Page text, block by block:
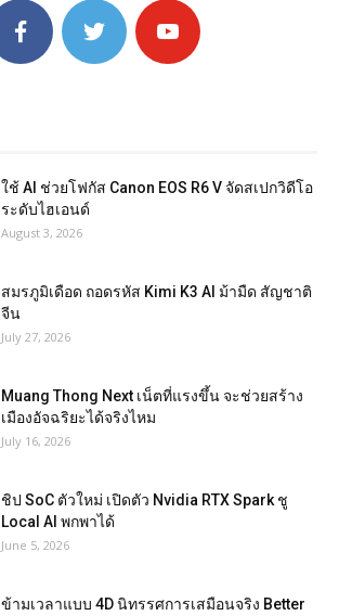
ใช้ AI ช่วยโฟกัส Canon EOS R6 V จัดสเปกวิดีโอ
ระดับไฮเอนด์
August 3, 2026
สมรภูมิเดือด ถอดรหัส Kimi K3 AI ม้ามืด สัญชาติ
จีน
July 27, 2026
Muang Thong Next เน็ตที่แรงขึ้น จะช่วยสร้าง
เมืองอัจฉริยะได้จริงไหม
July 16, 2026
ชิป SoC ตัวใหม่ เปิดตัว Nvidia RTX Spark ชู
Local AI พกพาได้
June 5, 2026
ข้ามเวลาแบบ 4D นิทรรศการเสมือนจริง Better